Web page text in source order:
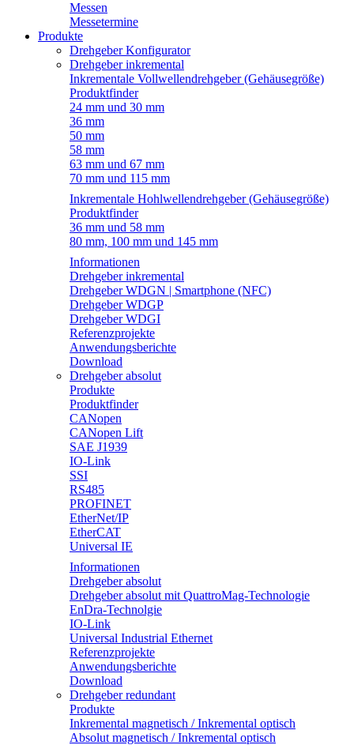
Messen
Messetermine
Produkte
Drehgeber Konfigurator
Drehgeber inkremental
Inkrementale Vollwellendrehgeber (Gehäusegröße)
Produktfinder
24 mm und 30 mm
36 mm
50 mm
58 mm
63 mm und 67 mm
70 mm und 115 mm
Inkrementale Hohlwellendrehgeber (Gehäusegröße)
Produktfinder
36 mm und 58 mm
80 mm, 100 mm und 145 mm
Informationen
Drehgeber inkremental
Drehgeber WDGN | Smartphone (NFC)
Drehgeber WDGP
Drehgeber WDGI
Referenzprojekte
Anwendungsberichte
Download
Drehgeber absolut
Produkte
Produktfinder
CANopen
CANopen Lift
SAE J1939
IO-Link
SSI
RS485
PROFINET
EtherNet/IP
EtherCAT
Universal IE
Informationen
Drehgeber absolut
Drehgeber absolut mit QuattroMag-Technologie
EnDra-Technolgie
IO-Link
Universal Industrial Ethernet
Referenzprojekte
Anwendungsberichte
Download
Drehgeber redundant
Produkte
Inkremental magnetisch / Inkremental optisch
Absolut magnetisch / Inkremental optisch